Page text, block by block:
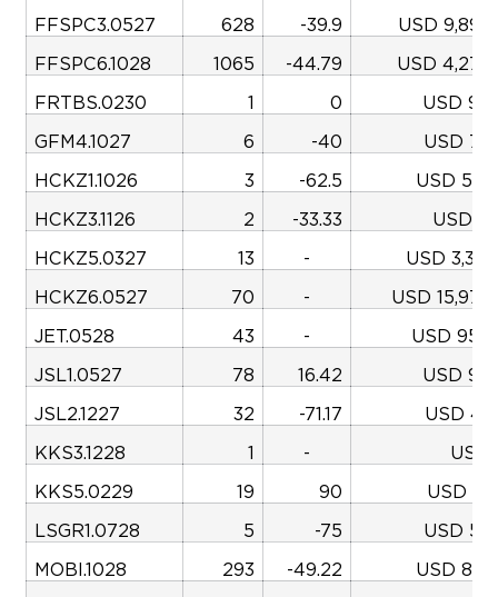
FFSPC3.0527
628 -39.9
USD
FFSPC6.1028
1065 -44.79
USD
FRTBS.0230
1 0
USD
GFM4.1027
6 -40
USD
HCKZ1.1026
3 -62.5
USD
HCKZ3.1126
2 -33.33
USD
HCKZ5.0327
13 -
USD
HCKZ6.0527
70 -
USD
JET.0528
43 -
USD
JSL1.0527
78 16.42
USD
JSL2.1227
32 -71.17
USD
KKS3.1228
1 -
USD
KKS5.0229
19 90
USD
LSGR1.0728
5 -75
USD
MOBI.1028
293 -49.22
USD